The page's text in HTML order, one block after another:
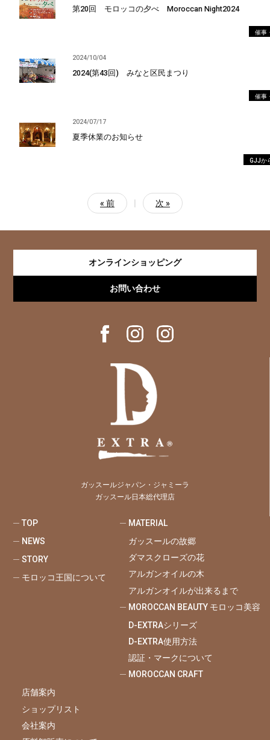
第20回 モロッコの夕べ Moroccan Night2024
催事
2024/10/04
2024(第43回) みなと区民まつり
催事
2024/07/17
夏季休業のお知らせ
GJJか
« 前 | 次 »
オンラインショッピング
お問い合わせ
ガッスールジャパン・ジャミーラ
ガッスール日本総代理店
TOP
NEWS
STORY
モロッコ王国について
MATERIAL
ガッスールの故郷
ダマスクローズの花
アルガンオイルの木
アルガンオイルが出来るまで
MOROCCAN BEAUTY モロッコ美容
D-EXTRAシリーズ
D-EXTRA使用方法
認証・マークについて
MOROCCAN CRAFT
店舗案内
ショップリスト
会社案内